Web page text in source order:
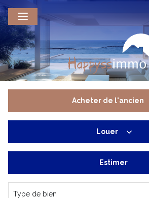
Acheter de l'ancien
De l'immo pro
Louer
De l'immo pro
Estimer
Type de bien